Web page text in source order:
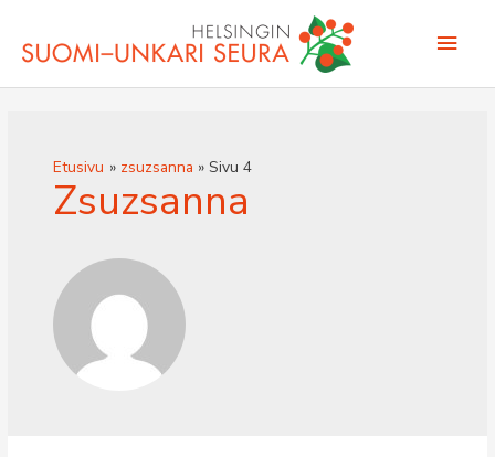
sisältöön
Etusivu zsuzsanna Sivu 4
Zsuzsanna